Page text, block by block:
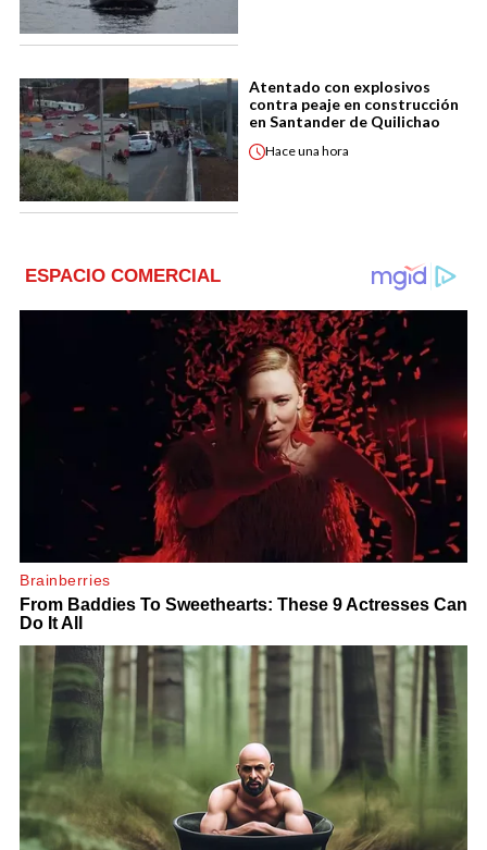
Atentado con explosivos
contra peaje en construcción
en Santander de Quilichao
Haceuna hora